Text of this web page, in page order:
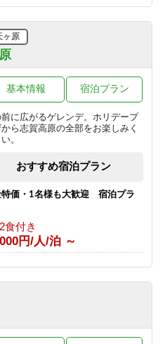
円/人/泊 ～
泊朝食】遅いご到着でも安心♪２
でチェックイン可能の朝食付き
ン♪
2食付き
円/人/泊 ～
泊素泊り】お食事はつかない分
もお得♪アクティブに動きたい
オススメの素泊まりプラン！
円/人/泊 ～
０円OFFのお得なシルバープラ
使った特別コース♪贅沢な高原
1泊2食付
ヶ原
前に広がるゲレンデ。ホリデープ
ら志賀高原の全部をお楽しみく
。
基本情報 宿泊プラン
おすすめ宿泊プラン
特価・1名様も大歓迎 宿泊プラ
食付き
円/人/泊 ～